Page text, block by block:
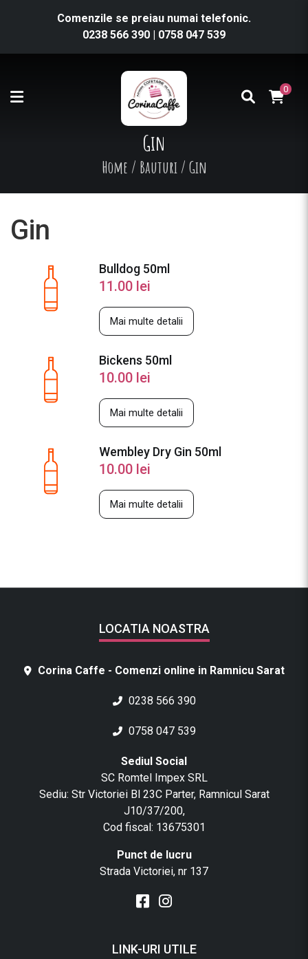
Comenzile se preiau numai telefonic.
0238 566 390 | 0758 047 539
0
Gin
Home / Bauturi/ Gin
Gin
Bulldog 50ml
11.00 lei
Mai multe detalii
Bickens 50ml
10.00 lei
Mai multe detalii
Wembley Dry Gin 50ml
10.00 lei
Mai multe detalii
LOCATIA NOASTRA
Corina Caffe - Comenzi online in Ramnicu Sarat
0238 566 390
0758 047 539
Sediul Social
SC Romtel Impex SRL
Sediu: Str Victoriei Bl 23C Parter, Ramnicul Sarat
J10/37/200,
Cod fiscal: 13675301
Punct de lucru
Strada Victoriei, nr 137
LINK-URI UTILE